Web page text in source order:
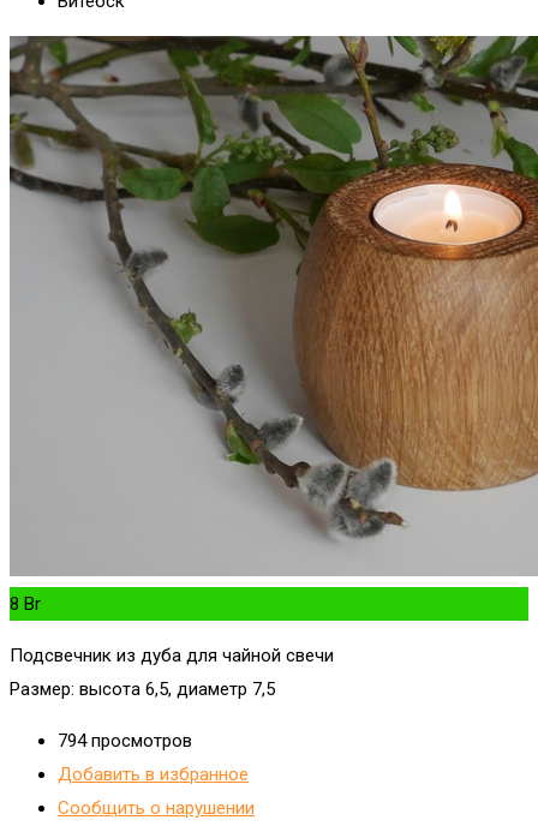
8 Br
Подсвечник из дуба для чайной свечи
Размер: высота 6,5, диаметр 7,5
794 просмотров
Добавить в избранное
Сообщить о нарушении